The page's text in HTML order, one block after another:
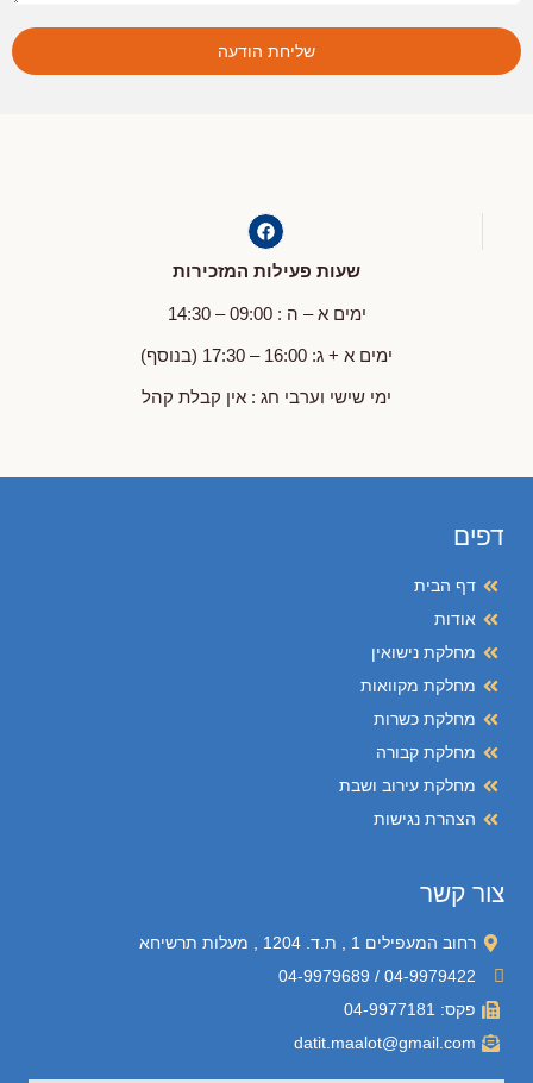
שליחת הודעה
שעות פעילות המזכירות
ימים א – ה : 09:00 – 14:30
ימים א + ג: 16:00 – 17:30 (בנוסף)
ימי שישי וערבי חג : אין קבלת קהל
דפים
דף הבית
אודות
מחלקת נישואין
מחלקת מקוואות
מחלקת כשרות
מחלקת קבורה
מחלקת עירוב ושבת
הצהרת נגישות
צור קשר
רחוב המעפילים 1 , ת.ד. 1204 , מעלות תרשיחא
04-9979422 / 04-9979689
פקס: 04-9977181
datit.maalot@gmail.com